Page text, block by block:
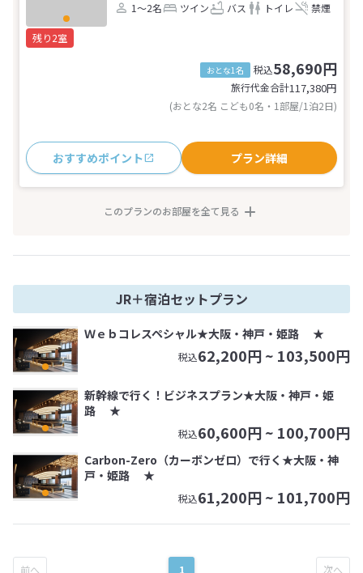
1～2名 ツイン バス トイレ 禁煙
残り2室
おとな1名 税込58,690円
旅行代金合計117,380円
(おとな2名 こども0名・1部屋/1泊2日)
おすすめポイント プラン詳細
このプランのお部屋を全て見る
JR＋宿泊セットプラン
Ｗｅｂコレスペシャル★大阪・神戸・姫路 ★
税込62,200円 ~ 103,500円
新幹線で行く！ビジネスプラン★大阪・神戸・姫
路 ★
税込60,600円 ~ 100,700円
Carbon-Zero（カーボンゼロ）で行く★大阪・神
戸・姫路 ★
税込61,200円 ~ 101,700円
1